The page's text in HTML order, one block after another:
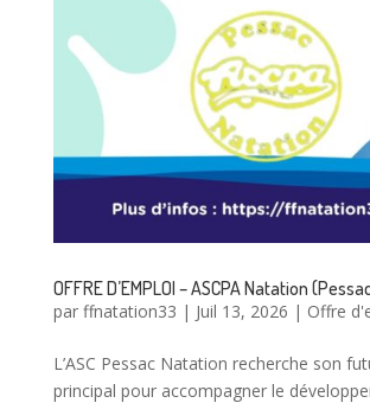
OFFRE D’EMPLOI – ASCPA Natation
par ffnatation33 | Juil 13, 2026 | Offre
L’ASC Pessac Natation recherche son
principal pour accompagner le